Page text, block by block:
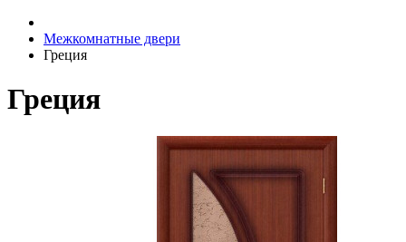
Межкомнатные двери
Греция
Греция